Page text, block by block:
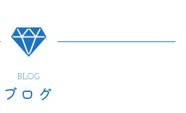
BLOG
ブログ